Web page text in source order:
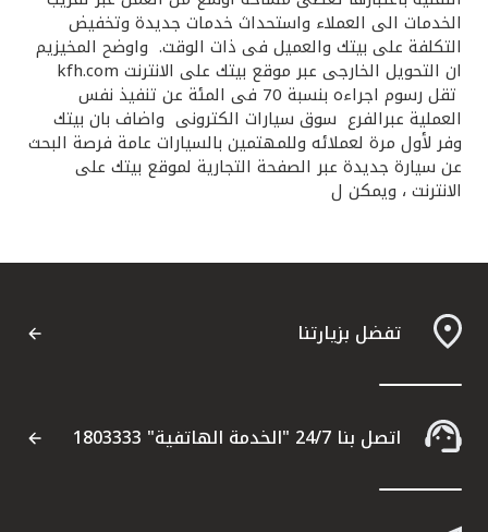
الخدمات الى العملاء واستحداث خدمات جديدة وتخفيض
التكلفة على بيتك والعميل فى ذات الوقت. واوضح المخيزيم
ان التحويل الخارجى عبر موقع بيتك على الانترنت kfh.com
تقل رسوم اجراءه بنسبة 70 فى المئة عن تنفيذ نفس
العملية عبرالفرع سوق سيارات الكترونى واضاف بان بيتك
وفر لأول مرة لعملائه وللمهتمين بالسيارات عامة فرصة البحث
عن سيارة جديدة عبر الصفحة التجارية لموقع بيتك على
الانترنت ، ويمكن ل
تفضل بزيارتنا
اتصل بنا 24/7 "الخدمة الهاتفية" 1803333